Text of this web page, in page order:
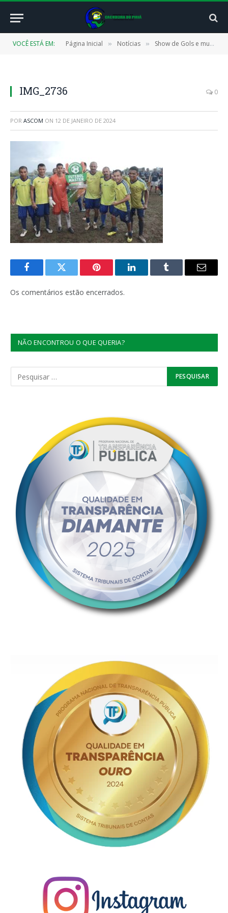
VOCÊ ESTÁ EM: Página Inicial » Notícias » Show de Gols e muita emoção da Grande Final da Copa Cidade de Futebol
IMG_2736 0
POR ASCOM ON 12 DE JANEIRO DE 2024
FacebookTwitter Pinterest LinkedInTumblr
E-
Os comentários estão encerrados.
NÃO ENCONTROU O QUE QUERIA?